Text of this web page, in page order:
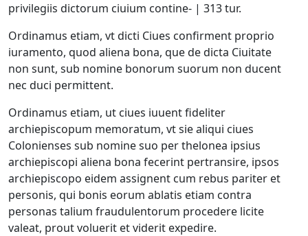
privilegiis dictorum ciuium contine- | 313 tur.
Ordinamus etiam, vt dicti Ciues confirment proprio
iuramento, quod aliena bona, que de dicta Ciuitate
non sunt, sub nomine bonorum suorum non ducent
nec duci permittent.
Ordinamus etiam, ut ciues iuuent fideliter
archiepiscopum memoratum, vt sie aliqui ciues
Colonienses sub nomine suo per thelonea ipsius
archiepiscopi aliena bona fecerint pertransire, ipsos
archiepiscopo eidem assignent cum rebus pariter et
personis, qui bonis eorum ablatis etiam contra
personas talium fraudulentorum procedere licite
valeat, prout voluerit et viderit expedire.